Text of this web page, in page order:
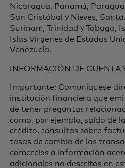
Nicaragua, Panamá,
San Cristóbal y Nieves,
Surinam, Trinidad y Tobago,
Islas Vírgenes de Estados
Venezuela.
INFORMACIÓN DE CUENTA
Importante: Comuníquese
institución financiera que
de tener preguntas
como, por ejemplo, saldo de
crédito, consultas sobre
tasas de cambio de las
comercios o información
adicionales no descritos en